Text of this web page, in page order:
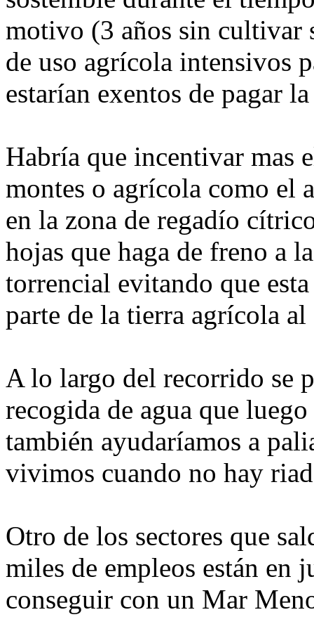
motivo (3 años sin cultivar
de uso agrícola intensivos
estarían exentos de pagar
Habría que incentivar mas
montes o agrícola como el
en la zona de regadío
hojas que haga de freno a
torrencial evitando que
parte de la tierra agrícola
A lo largo del recorrido se
recogida de agua que
también ayudaríamos a
vivimos cuando no hay
Otro de los sectores que
miles de empleos están en
conseguir con un Mar